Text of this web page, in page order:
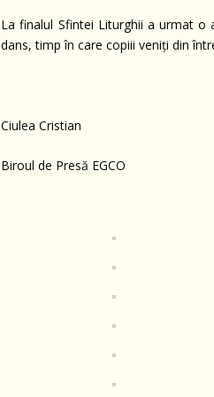
La finalul Sfintei Liturghii a urmat o
dans, timp în care copiii veniți din
Ciulea Cristian
Biroul de Presă EGCO